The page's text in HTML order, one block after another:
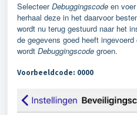
SelecteerDebuggingscode en
herhaal deze in het daarvoor
wordt nu terug gestuurd naar het
de gegevens goed heeft ingevoerd
wordt Debuggingscode groen.
Voorbeeldcode: 0000